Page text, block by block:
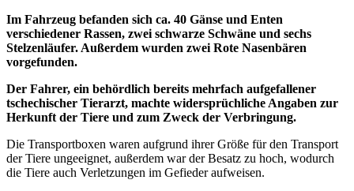
Im Fahrzeug befanden sich ca. 40 Gänse und Enten
verschiedener Rassen, zwei schwarze Schwäne und sechs
Stelzenläufer. Außerdem wurden zwei Rote Nasenbären
vorgefunden.
Der Fahrer, ein behördlich bereits mehrfach aufgefallener
tschechischer Tierarzt, machte widersprüchliche Angaben zur
Herkunft der Tiere und zum Zweck der Verbringung.
Die Transportboxen waren aufgrund ihrer Größe für den Transport
der Tiere ungeeignet, außerdem war der Besatz zu hoch, wodurch
die Tiere auch Verletzungen im Gefieder aufweisen.